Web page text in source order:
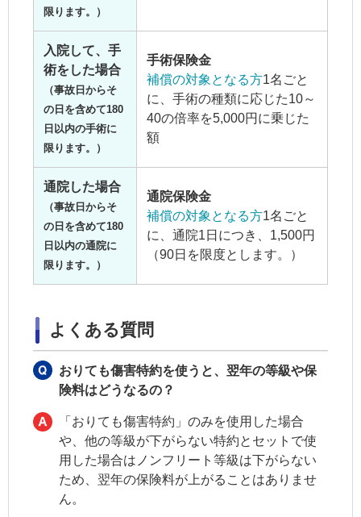
限ります。）
入院して、手
術をした場合
（事故日からそ
の日を含めて180
日以内の手術に
限ります。）
手術保険金
補償の対象となる方1名ごと
に、手術の種類に応じた10～
40の倍率を5,000円に乗じた
額
通院した場合
（事故日からそ
の日を含めて180
日以内の通院に
限ります。）
通院保険金
補償の対象となる方1名ごと
に、通院1日につき、1,500円
（90日を限度とします。）
よくある質問
おりても傷害特約を使うと、翌年の等級や保
険料はどうなるの？
「おりても傷害特約」のみを使用した場合
や、他の等級が下がらない特約とセットで使
用した場合はノンフリート等級は下がらない
ため、翌年の保険料が上がることはありませ
ん。